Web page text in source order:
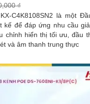
₫
C4K8108SN2 là một
để đáp ứng nhu cầu giải
chỉnh hiển thị tối ưu, đầu
và âm thanh trung thực